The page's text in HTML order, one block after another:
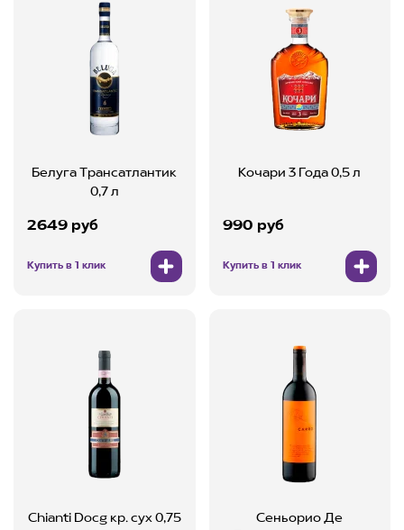
Белуга Трансатлантик
0,7 л
2649 руб
Купить в 1 клик
Кочари 3 Года 0,5 л
990 руб
Купить в 1 клик
Chianti Docg кр. сух 0,75
Сеньорио Де